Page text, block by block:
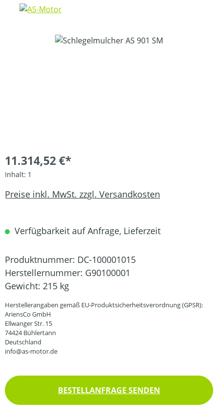
Bildergalerie überspringen
11.314,52 €*
Inhalt: 1
Preise inkl. MwSt. zzgl. Versandkosten
Verfügbarkeit auf Anfrage, Lieferzeit
Produktnummer: DC-100001015
Herstellernummer: G90100001
Gewicht: 215 kg
Herstellerangaben gemäß EU-Produktsicherheitsverordnung (GPSR):
AriensCo GmbH
Ellwanger Str. 15
74424 Bühlertann
Deutschland
info@as-motor.de
BESTELLANFRAGE SENDEN